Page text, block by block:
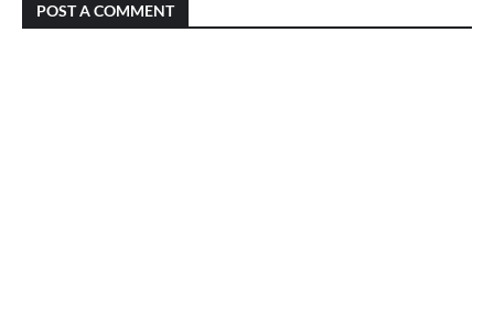
POST A COMMENT